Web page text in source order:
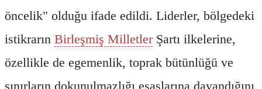
öncelik" olduğu ifade edildi. Liderler, bölgedeki
istikrarın Birleşmiş MilletlerŞartı ilkelerine,
özellikle de egemenlik, toprak bütünlüğü ve
sınırların dokunulmazlığı esaslarına dayandığını